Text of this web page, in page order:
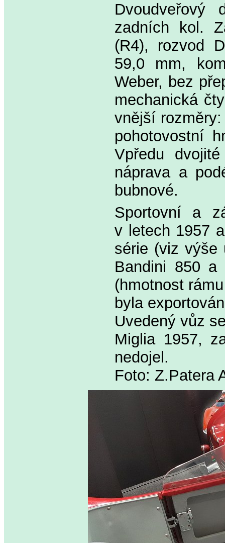
Dvoudveřový
zadních kol.
(R4), rozvod
59,0 mm,
Weber, bez
mechanická
vnější
pohotovostní
Vpředu
náprava a
bubnové.
Sportovní a
v letech 1957
série (viz výše
Bandini 850 a
(hmotnost
byla
Uvedený vůz
Miglia 1957,
nedojel.
Foto: Z.Patera